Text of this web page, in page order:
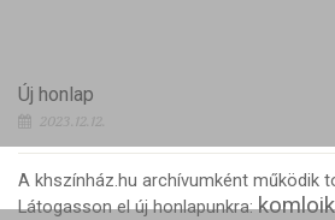
Új honlap
2023.12.12.
A khszínház.hu archívumként működik
Látogasson el új honlapunkra: